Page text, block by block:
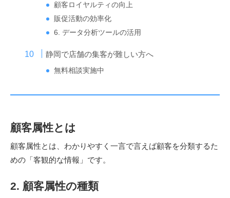
顧客ロイヤルティの向上
販促活動の効率化
6. データ分析ツールの活用
静岡で店舗の集客が難しい方へ
無料相談実施中
顧客属性とは
顧客属性とは、わかりやすく一言で言えば顧客を分類するた
めの「客観的な情報」です。
2. 顧客属性の種類